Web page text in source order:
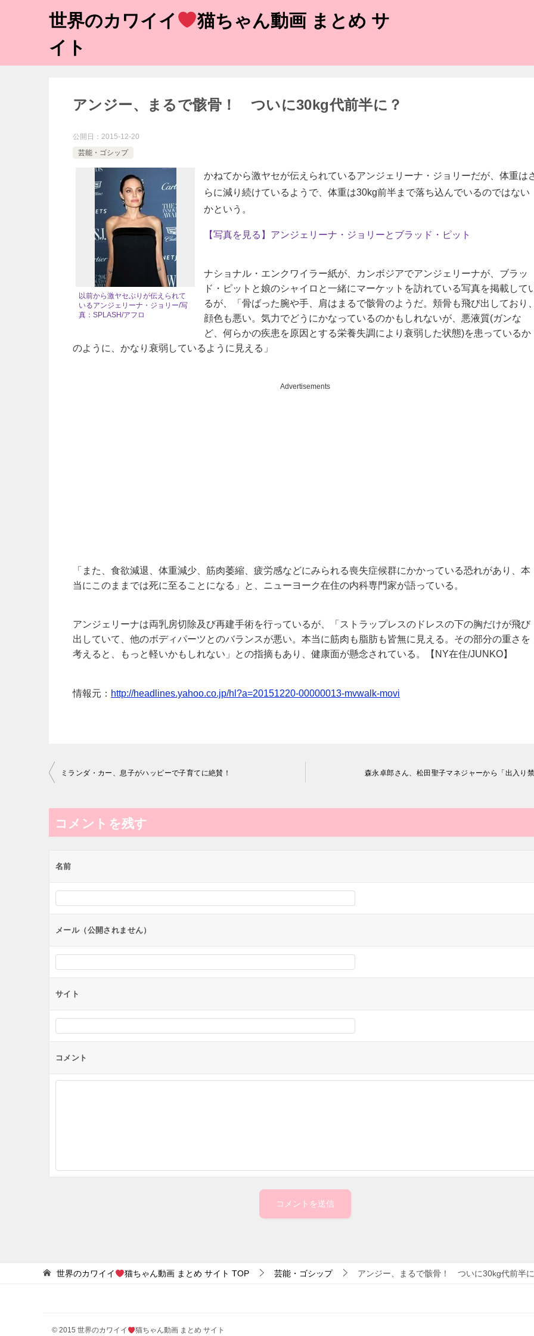
世界のカワイイ
猫ちゃん動画 まとめ サ
イト
アンジー、まるで骸骨！ ついに30kg代前半に？
公開日： 2015-12-20
芸能・ゴシップ
以前から激ヤセぶりが伝えられて
いるアンジェリーナ・ジョリー/写
真：SPLASH/アフロ
かねてから激ヤセが伝えられているアンジェリーナ・ジョリーだが、体重は
らに減り続けているようで、体重は30kg前半まで落ち込んでいるのではない
かという。
【写真を見る】アンジェリーナ・ジョリーとブラッド・ピット
ナショナル・エンクワイラー紙が、カンボジアでアンジェリーナが、ブラッ
ド・ピットと娘のシャイロと一緒にマーケットを訪れている写真を掲載して
るが、「骨ばった腕や手、肩はまるで骸骨のようだ。頬骨も飛び出しており
顔色も悪い。気力でどうにかなっているのかもしれないが、悪液質(ガンな
ど、何らかの疾患を原因とする栄養失調により衰弱した状態)を患っているか
のように、かなり衰弱しているように見える」
Advertisements
「また、食欲減退、体重減少、筋肉萎縮、疲労感などにみられる喪失症候群にかかっている恐れがあり、本
当にこのままでは死に至ることになる」と、ニューヨーク在住の内科専門家が語っている。
アンジェリーナは両乳房切除及び再建手術を行っているが、「ストラップレスのドレスの下の胸だけが飛び
出していて、他のボディパーツとのバランスが悪い。本当に筋肉も脂肪も皆無に見える。その部分の重さを
考えると、もっと軽いかもしれない」との指摘もあり、健康面が懸念されている。【NY在住/JUNKO】
情報元： http://headlines.yahoo.co.jp/hl?a=20151220-00000013-mvwalk-movi
投
ナ
ビ
ー
ョ
ン
ミランダ・カー、息子がハッピーで子育てに絶賛！ 森永卓郎さん、松田聖子マネジャーから「出入り
コメントを残す
名前
メール（公開されません）
サイト
コメント
世界のカワイイ 猫ちゃん動画 まとめ サイト TOP 芸能・ゴシップ アンジー、まるで骸骨！ ついに30kg代前半
© 2015 世界のカワイイ 猫ちゃん動画 まとめ サイト